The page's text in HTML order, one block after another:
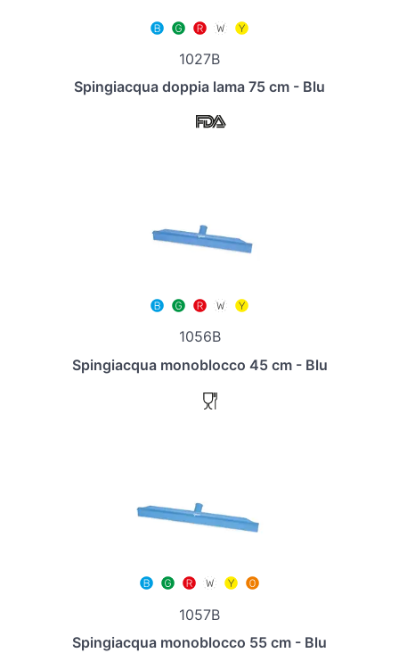
1027B
Spingiacqua doppia lama 75 cm - Blu
1056B
Spingiacqua monoblocco 45 cm - Blu
1057B
Spingiacqua monoblocco 55 cm - Blu